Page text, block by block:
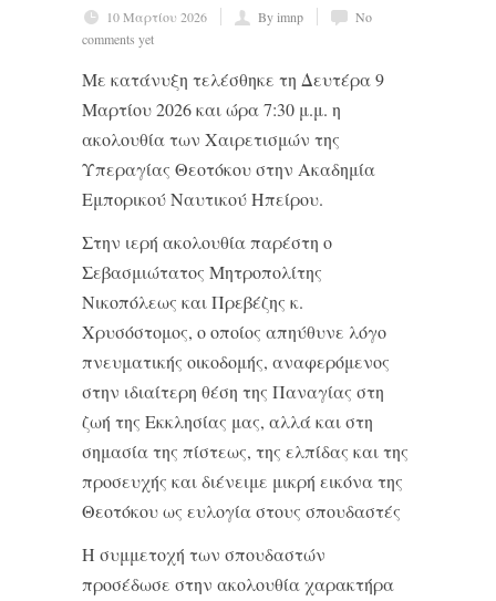
10 Μαρτίου 2026 By imnp
No
comments yet
Με κατάνυξη τελέσθηκε τη Δευτέρα 9
Μαρτίου 2026 και ώρα 7:30 μ.μ. η
ακολουθία των Χαιρετισμών της
Υπεραγίας Θεοτόκου στην Ακαδημία
Εμπορικού Ναυτικού Ηπείρου.
Στην ιερή ακολουθία παρέστη ο
Σεβασμιώτατος Μητροπολίτης
Νικοπόλεως και Πρεβέζης κ.
Χρυσόστομος, ο οποίος απηύθυνε λόγο
πνευματικής οικοδομής, αναφερόμενος
στην ιδιαίτερη θέση της Παναγίας στη
ζωή της Εκκλησίας μας, αλλά και στη
σημασία της πίστεως, της ελπίδας και της
προσευχής και διένειμε μικρή εικόνα της
Θεοτόκου ως ευλογία στους σπουδαστές
Η συμμετοχή των σπουδαστών
προσέδωσε στην ακολουθία χαρακτήρα